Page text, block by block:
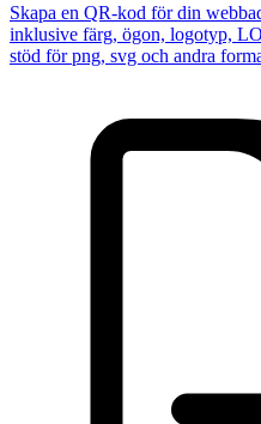
Skapa en QR-kod för din
inklusive färg, ögon, logotyp,
stöd för png, svg och andra